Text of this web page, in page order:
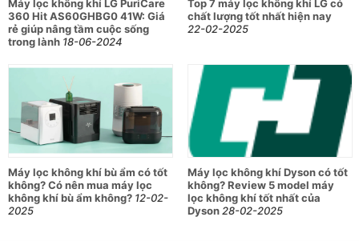
Máy lọc không khí LG PuriCare
360 Hit AS60GHBG0 41W: Giá
rẻ giúp nâng tầm cuộc sống
trong lành 18-06-2024
Top 7 máy lọc không khí LG có
chất lượng tốt nhất hiện nay
22-02-2025
Máy lọc không khí bù ẩm có tốt
không? Có nên mua máy lọc
không khí bù ẩm không? 12-02-
2025
Máy lọc không khí Dyson có tốt
không? Review 5 model máy
lọc không khí tốt nhất của
Dyson28-02-2025